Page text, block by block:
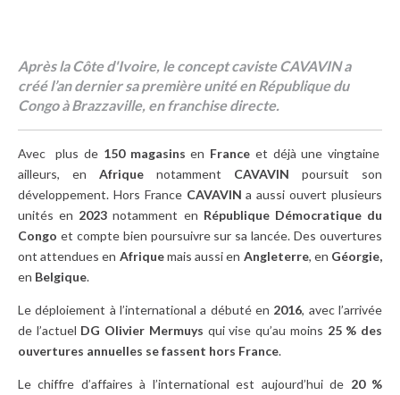
Après la Côte d'Ivoire, le concept caviste CAVAVIN a
créé l’an dernier sa première unité en République du
Congo à Brazzaville, en franchise directe.
Avec plus de 150 magasins en France et déjà une vingtaine
ailleurs, en Afrique notamment CAVAVIN poursuit son
développement. Hors France CAVAVINa aussi ouvert plusieurs
unités en 2023 notamment en République Démocratique du
Congo et compte bien poursuivre sur sa lancée. Des ouvertures
ont attendues en Afriquemais aussi en Angleterre, en Géorgie,
en Belgique.
Le déploiement à l’international a débuté en 2016, avec l’arrivée
de l’actuel DG Olivier Mermuys qui vise qu’au moins 25 % des
ouvertures annuelles se fassent hors France.
Le chiffre d’affaires à l’international est aujourd’hui de 20 %